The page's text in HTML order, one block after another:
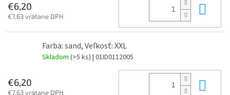
€6,20
€7,63 vrátane DPH
Farba: sand, Veľkosť: XXL
Skladom (>5 ks) | 01ID0112005
€6,20
€7,63 vrátane DPH